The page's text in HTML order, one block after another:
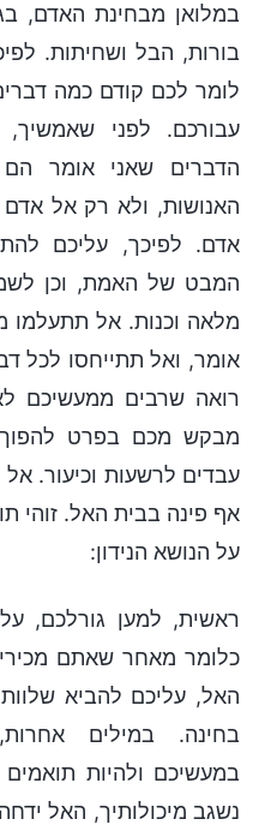
במלואן מבחינת האדם,
בורות, הבל ושחיתות.
לומר לכם קודם כמה
עבורכם. לפני
הדברים שאני אומר
האנושות, ולא רק אל אדם
אדם. לפיכך, עליכם
המבט של האמת, וכן
מלאה וכנות. אל
אומר, ואל תתייחסו לכל
רואה שרבים ממעשיכם
מבקש מכם בפרט
עבדים לרשעות וכיעור.
אף פינה בבית האל. זוהי
על הנושא הנידון:
ראשית, למען גורלכם,
כלומר מאחר שאתם
האל, עליכם להביא
בחינה. במילים
במעשיכם ולהיות
נשגב מיכולותיך, האל